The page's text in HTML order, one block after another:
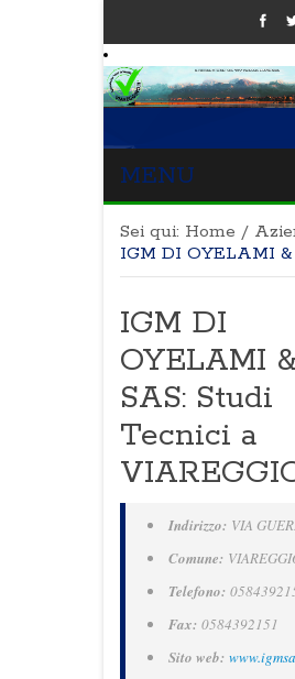
MENU
Sei qui: Home /
IGM DI OYELAMI &
IGM DI
OYELAMI
SAS: Studi
Tecnici a
Indirizzo: VIA
Comune:
Telefono:
Fax: 0584392151
Sito web: